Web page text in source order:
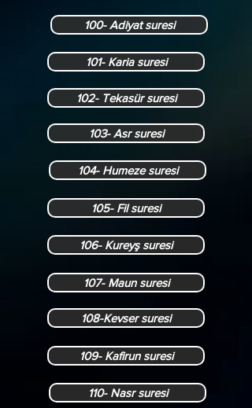
100- Adiyat suresi
101- Karia suresi
102- Tekasür suresi
103- Asr suresi
104- Humeze suresi
105- Fil suresi
106- Kureyş suresi
107- Maun suresi
108-Kevser suresi
109- Kafirun suresi
110- Nasr suresi